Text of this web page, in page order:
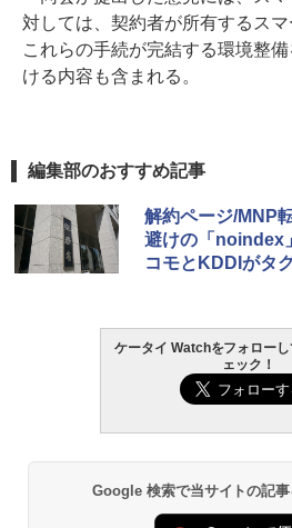
対しては、契約者が所有するス
これらの手続が完結する環境整
ける内容も含まれる。
編集部のおすすめ記事
解約ページ/MNP
避けの「
コモとKDDIがタ
ケータイ Watchをフォロー
ェック！
Google 検索で当サイトの記